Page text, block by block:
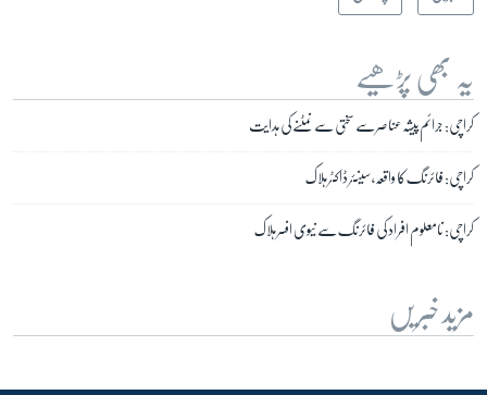
یہ بھی پڑھیے
کراچی: جرائم پیشہ عناصر سے سختی سے نمٹنے کی ہدایت
کراچی: فائرنگ کا واقعہ، سینئر ڈاکٹر ہلاک
کراچی: نامعلوم افراد کی فائرنگ سے نیوی افسر ہلاک
مزید خبریں